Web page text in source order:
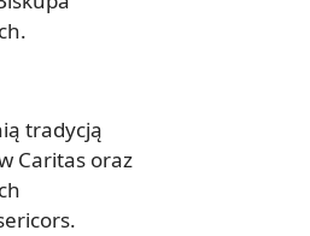
tradycją
Caritas oraz